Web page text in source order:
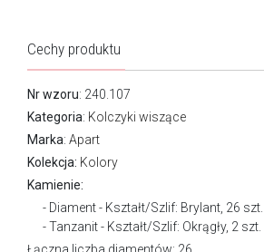
Cechy produktu
Nr wzoru: 240.107
Kategoria: Kolczyki wiszące
Marka: Apart
Kolekcja: Kolory
Kamienie:
Diament - Kształt/Szlif: Brylant, 26
Tanzanit - Kształt/Szlif: Okrągły, 2